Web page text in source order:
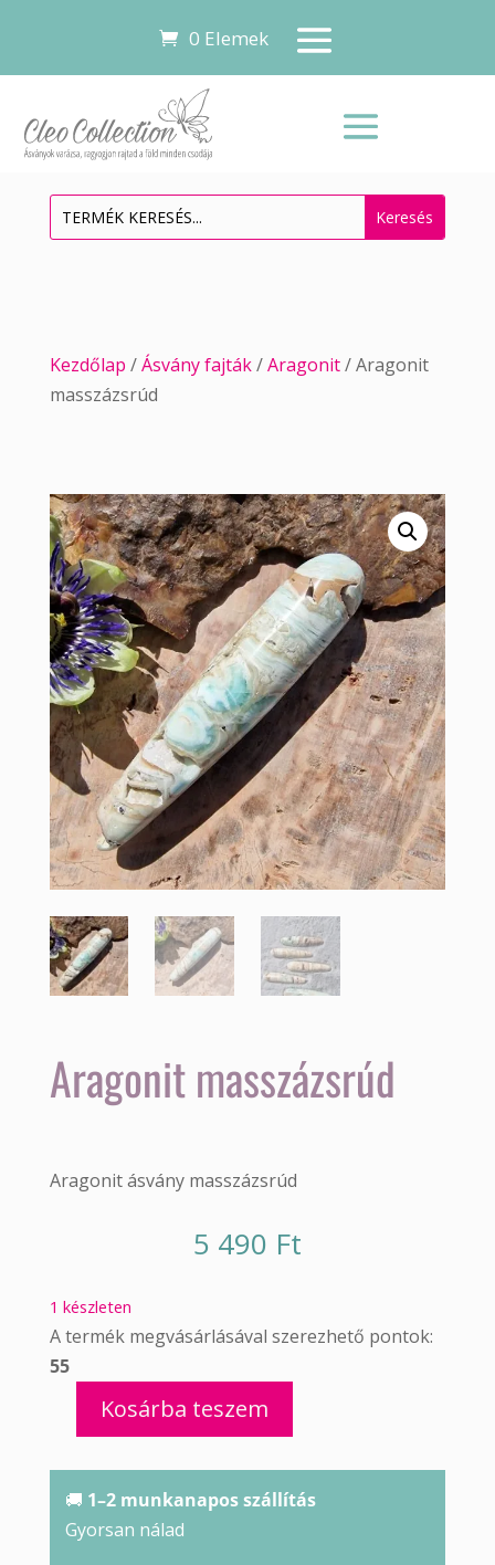
0 Elemek
Kezdőlap /Ásvány fajták/Aragonit/ Aragonit
masszázsrúd
Aragonit masszázsrúd
Aragonit ásvány masszázsrúd
5 490 Ft
1 készleten
A termék megvásárlásával szerezhető pontok:
55
AragonitKosárba teszem
🚚 1–2 munkanapos szállítás
Gyorsan nálad